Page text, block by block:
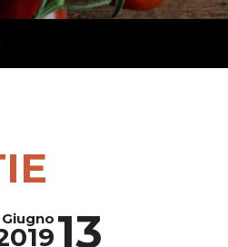
13
Giugno